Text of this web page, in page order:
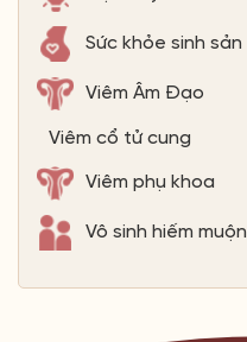
Sức khỏe sinh sản
Viêm Âm Đạo
Viêm cổ tử cung
Viêm phụ khoa
Vô sinh hiếm muộn